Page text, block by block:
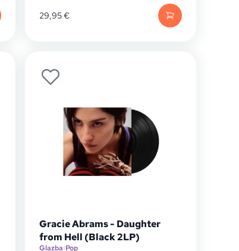
29,95€
Gracie Abrams - Daughter
from Hell (Black 2LP)
Glazba|Pop